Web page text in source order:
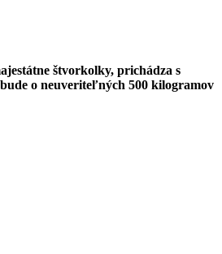
štvorkolky, prichádza s
o neuveriteľných 500 kilogramov